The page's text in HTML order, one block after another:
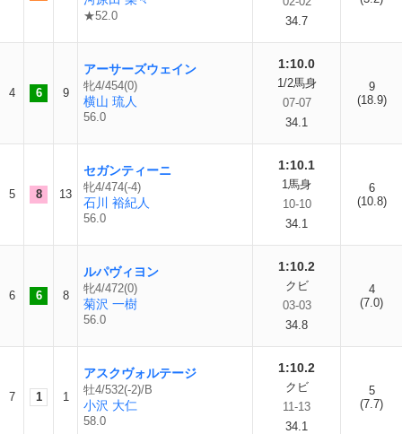
★52.0
34.7
4 6 9
アーサーズウェイン
牝4/454(0)
横山 琉人
56.0
1:10.0
1/2馬身
07-07
34.1
9
(18.9)
5 8 13
セガンティーニ
牝4/474(-4)
石川 裕紀人
56.0
1:10.1
1馬身
10-10
34.1
6
(10.8)
6 6 8
ルパヴィヨン
牝4/472(0)
菊沢 一樹
56.0
1:10.2
クビ
03-03
34.8
4
(7.0)
7 1 1
アスクヴォルテージ
牡4/532(-2)/B
小沢 大仁
58.0
1:10.2
クビ
11-13
34.1
5
(7.7)